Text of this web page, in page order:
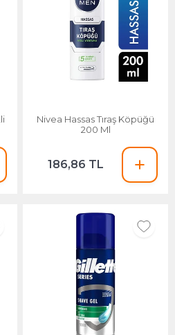
Nivea Hassas Tıraş Köpüğü
200 Ml
186,86 TL